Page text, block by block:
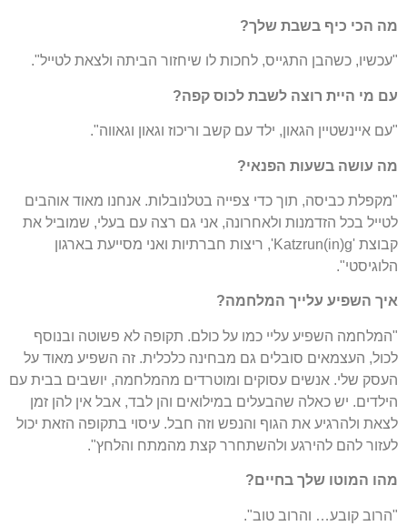
מה הכי כיף בשבת שלך?
"עכשיו, כשהבן התגייס, לחכות לו שיחזור הביתה ולצאת לטייל".
עם מי היית רוצה לשבת לכוס קפה?
"עם איינשטיין הגאון, ילד עם קשב וריכוז וגאון וגאווה".
מה עושה בשעות הפנאי?
"מקפלת כביסה, תוך כדי צפייה בטלנובלות. אנחנו מאוד אוהבים
לטייל בכל הזדמנות ולאחרונה, אני גם רצה עם בעלי, שמוביל את
קבוצת 'Katzrun(in)g', ריצות חברתיות ואני מסייעת בארגון
הלוגיסטי".
איך השפיע עלייך המלחמה?
"המלחמה השפיע עליי כמו על כולם. תקופה לא פשוטה ובנוסף
לכול, העצמאים סובלים גם מבחינה כלכלית. זה השפיע מאוד על
העסק שלי. אנשים עסוקים ומוטרדים מהמלחמה, יושבים בבית עם
הילדים. יש כאלה שהבעלים במילואים והן לבד, אבל אין להן זמן
לצאת ולהרגיע את הגוף והנפש וזה חבל. עיסוי בתקופה הזאת יכול
לעזור להם להירגע ולהשתחרר קצת מהמתח והלחץ".
מהו המוטו שלך בחיים?
"הרוב קובע… והרוב טוב".